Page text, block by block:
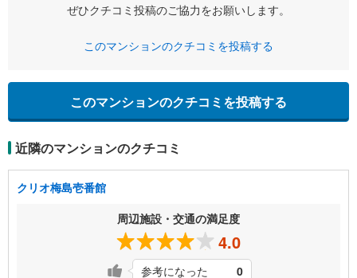
ぜひクチコミ投稿のご協力をお願いします。
このマンションのクチコミを投稿する
このマンションのクチコミを投稿する
近隣のマンションのクチコミ
クリオ梅島壱番館
周辺施設・交通の満足度
4.0
参考になった 0